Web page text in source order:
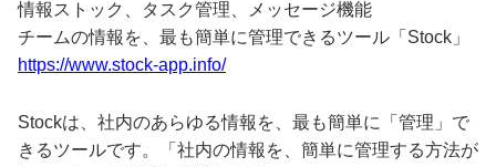
情報ストック、タスク管理、メッセージ機能
チームの情報を、最も簡単に管理できるツール「Stock」
https://www.stock-app.info/
Stockは、社内のあらゆる情報を、最も簡単に「管理」で
きるツールです。「社内の情報を、簡単に管理する方法が